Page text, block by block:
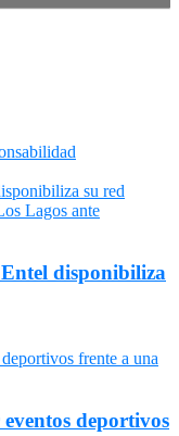
disponibiliza
deportivos